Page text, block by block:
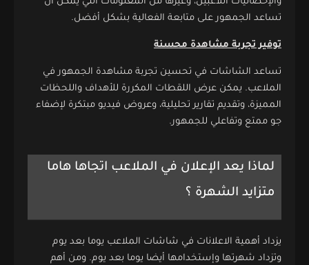
تساعد الجمهور على متابعة الفعالية بشكل أفضل.
توفير تجربة مشاهدة محسنة
تساعد الشاشات في تحسين تجربة مشاهدة الجمهور في
الملاعب. يمكن عرض اللقطات المكررة للأهداف واللحظات
المميزة، وتقديم تقارير تحليلية، وعروض فيديو مبتكرة لإضفاء
جو ممتع وتفاعلي للجمهور.
لماذا يعد الإعلان في الملاعب اتجاها هاما
متزايد الشهرة ؟
يزداد أهمية الاعلانات في شاشات الملاعب يوما بعد يوم
وتزداد شهرتها وإستخدامها أيضا يوما بعد يوم. ومن أهم